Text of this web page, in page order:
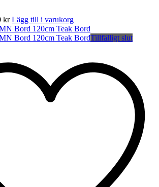
kr Lägg till i varukorg
Tillfälligt slut